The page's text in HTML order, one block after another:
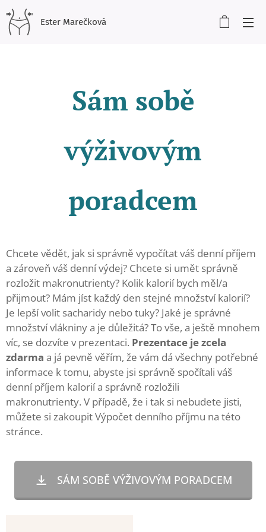
Ester Marečková
Sám sobě
výživovým
poradcem
Chcete vědět, jak si správně vypočítat váš denní příjem
a zároveň váš denní výdej? Chcete si umět správně
rozložit makronutrienty? Kolik kalorií bych měl/a
přijmout? Mám jíst každý den stejné množství kalorií?
Je lepší volit sacharidy nebo tuky? Jaké je správné
množství vlákniny a je důležitá? To vše, a ještě mnohem
víc, se dozvíte v prezentaci. Prezentace je zcela
zdarma a já pevně věřím, že vám dá všechny potřebné
informace k tomu, abyste jsi správně spočítali váš
denní příjem kalorií a správně rozložili
makronutrienty. V případě, že i tak si nebudete jisti,
můžete si zakoupit Výpočet denního příjmu na této
stránce.
SÁM SOBĚ VÝŽIVOVÝM PORADCEM